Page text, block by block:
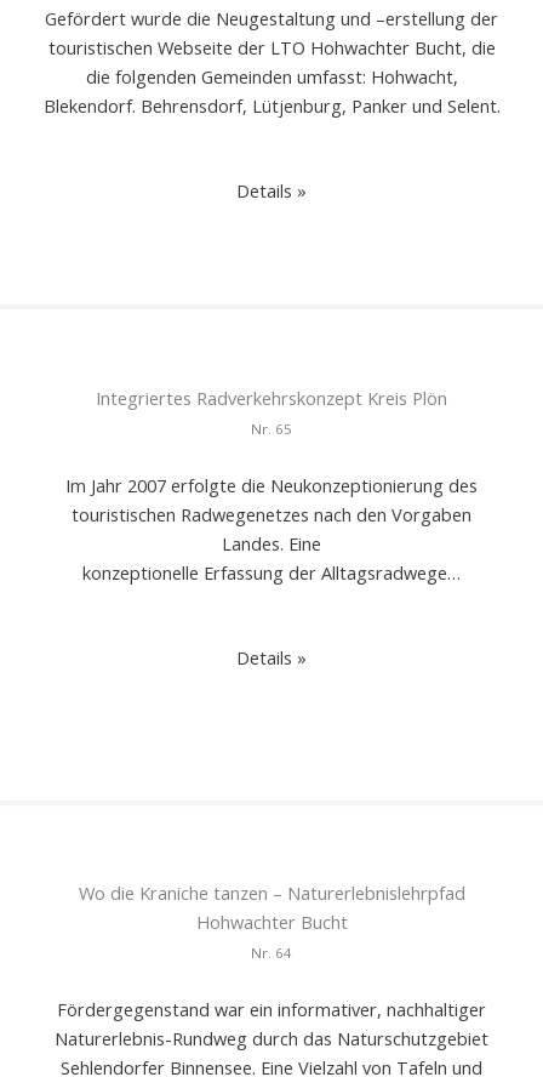
Gefördert wurde die Neugestaltung und –erstellung der
touristischen Webseite der LTO Hohwachter Bucht, die
die folgenden Gemeinden umfasst: Hohwacht,
Blekendorf. Behrensdorf, Lütjenburg, Panker und Selent.
Details »
Integriertes Radverkehrskonzept Kreis Plön
Nr. 65
Im Jahr 2007 erfolgte die Neukonzeptionierung des
touristischen Radwegenetzes nach den Vorgaben
Landes. Eine
konzeptionelle Erfassung der Alltagsradwege…
Details »
Wo die Kraniche tanzen – Naturerlebnislehrpfad
Hohwachter Bucht
Nr. 64
Fördergegenstand war ein informativer, nachhaltiger
Naturerlebnis-Rundweg durch das Naturschutzgebiet
Sehlendorfer Binnensee. Eine Vielzahl von Tafeln und